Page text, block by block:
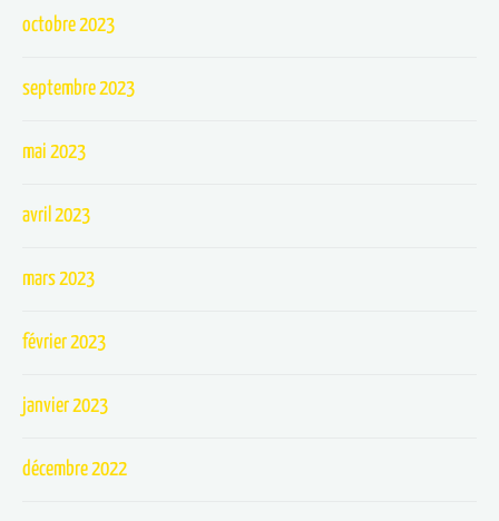
octobre 2023
septembre 2023
mai 2023
avril 2023
mars 2023
février 2023
janvier 2023
décembre 2022